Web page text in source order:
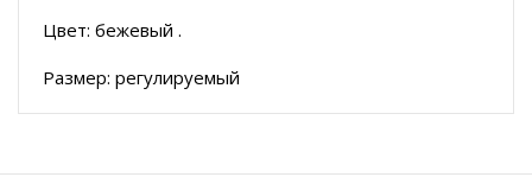
Цвет: бежевый .
Размер: регулируемый